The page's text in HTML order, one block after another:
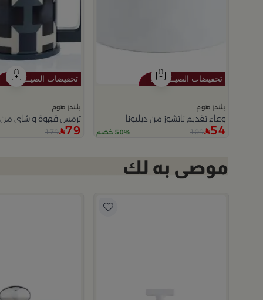
بلندز هوم
وعاء تقديم ناتشوز من ديليونا
54
109 50% خصم
بلندز هوم
ترمس قهوة و شاي من
79
179